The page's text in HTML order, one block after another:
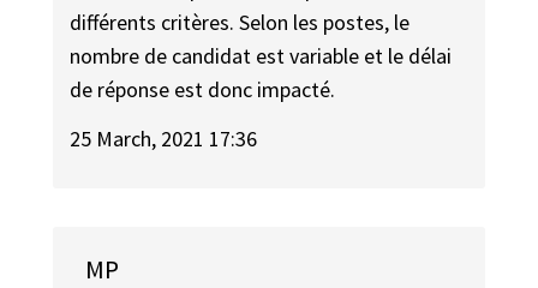
différents critères. Selon les postes, le
nombre de candidat est variable et le délai
de réponse est donc impacté.
25 March, 2021 17:36
MP